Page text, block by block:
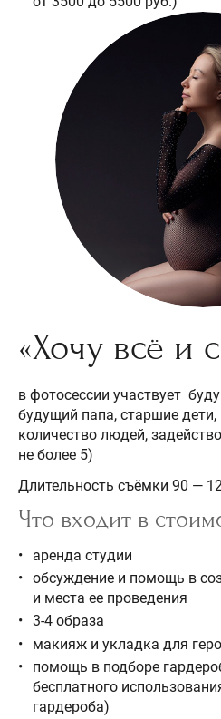
«Хочу всё и
в фотосессии участвует
будущий папа, старшие
количество людей,
не более 5)
Длительность съёмки 90 —
Что входит в
аренда студии
обсуждение и помощь в
и места ее проведения
3-4 образа
макияж и укладка для
помощь в подборе
бесплатного
гардероба)